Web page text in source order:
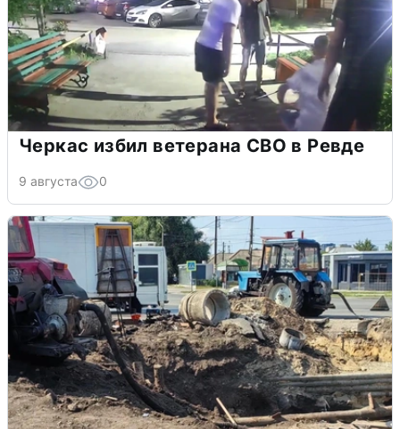
Черкас избил ветерана СВО в Ревде
9 августа 0